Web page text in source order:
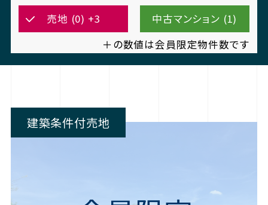
売地 (0) +3
中古マンション (1)
＋の数値は会員限定物件数です
建築条件付売地